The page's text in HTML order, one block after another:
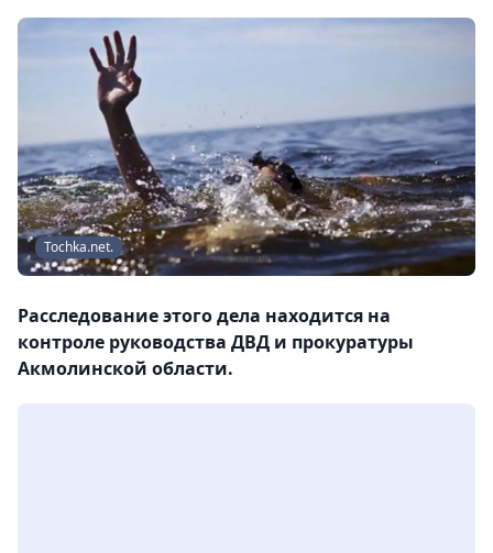
Tochka.net.
Расследование этого дела находится на
контроле руководства ДВД и прокуратуры
Акмолинской области.